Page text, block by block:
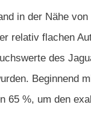
in der Nähe
relativ flachen
des
Beginnend
65 %, um den